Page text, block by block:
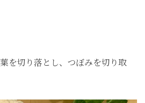
を切り落とし、つぼみを切り取